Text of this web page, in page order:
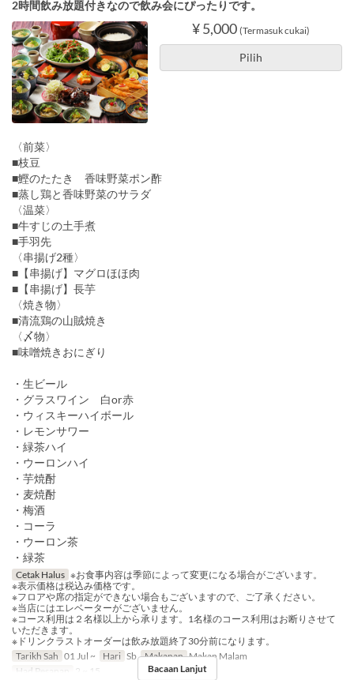
2時間飲み放題付きなので飲み会にぴったりです。
¥ 5,000 (Termasuk cukai)
Pilih
〈前菜〉
■枝豆
■鰹のたたき 香味野菜ポン酢
■蒸し鶏と香味野菜のサラダ
〈温菜〉
■牛すじの土手煮
■手羽先
〈串揚げ2種〉
■【串揚げ】マグロほほ肉
■【串揚げ】長芋
〈焼き物〉
■清流鶏の山賊焼き
〈〆物〉
■味噌焼きおにぎり
・生ビール
・グラスワイン 白or赤
・ウィスキーハイボール
・レモンサワー
・緑茶ハイ
・ウーロンハイ
・芋焼酎
・麦焼酎
・梅酒
・コーラ
・ウーロン茶
・緑茶
Cetak Halus ※お食事内容は季節によって変更になる場合がございます。
※表示価格は税込み価格です。
※フロアや席の指定ができない場合もございますので、ご了承ください。
※当店にはエレベーターがございません。
※コース利用は２名様以上から承ります。1名様のコース利用はお断りさせて
いただきます。
※ドリンクラストオーダーは飲み放題終了30分前になります。
Tarikh Sah 01 Jul ~ Hari Sb Makanan Makan Malam
Had Pesanan
2 ~ 15 Bacaan Lanjut